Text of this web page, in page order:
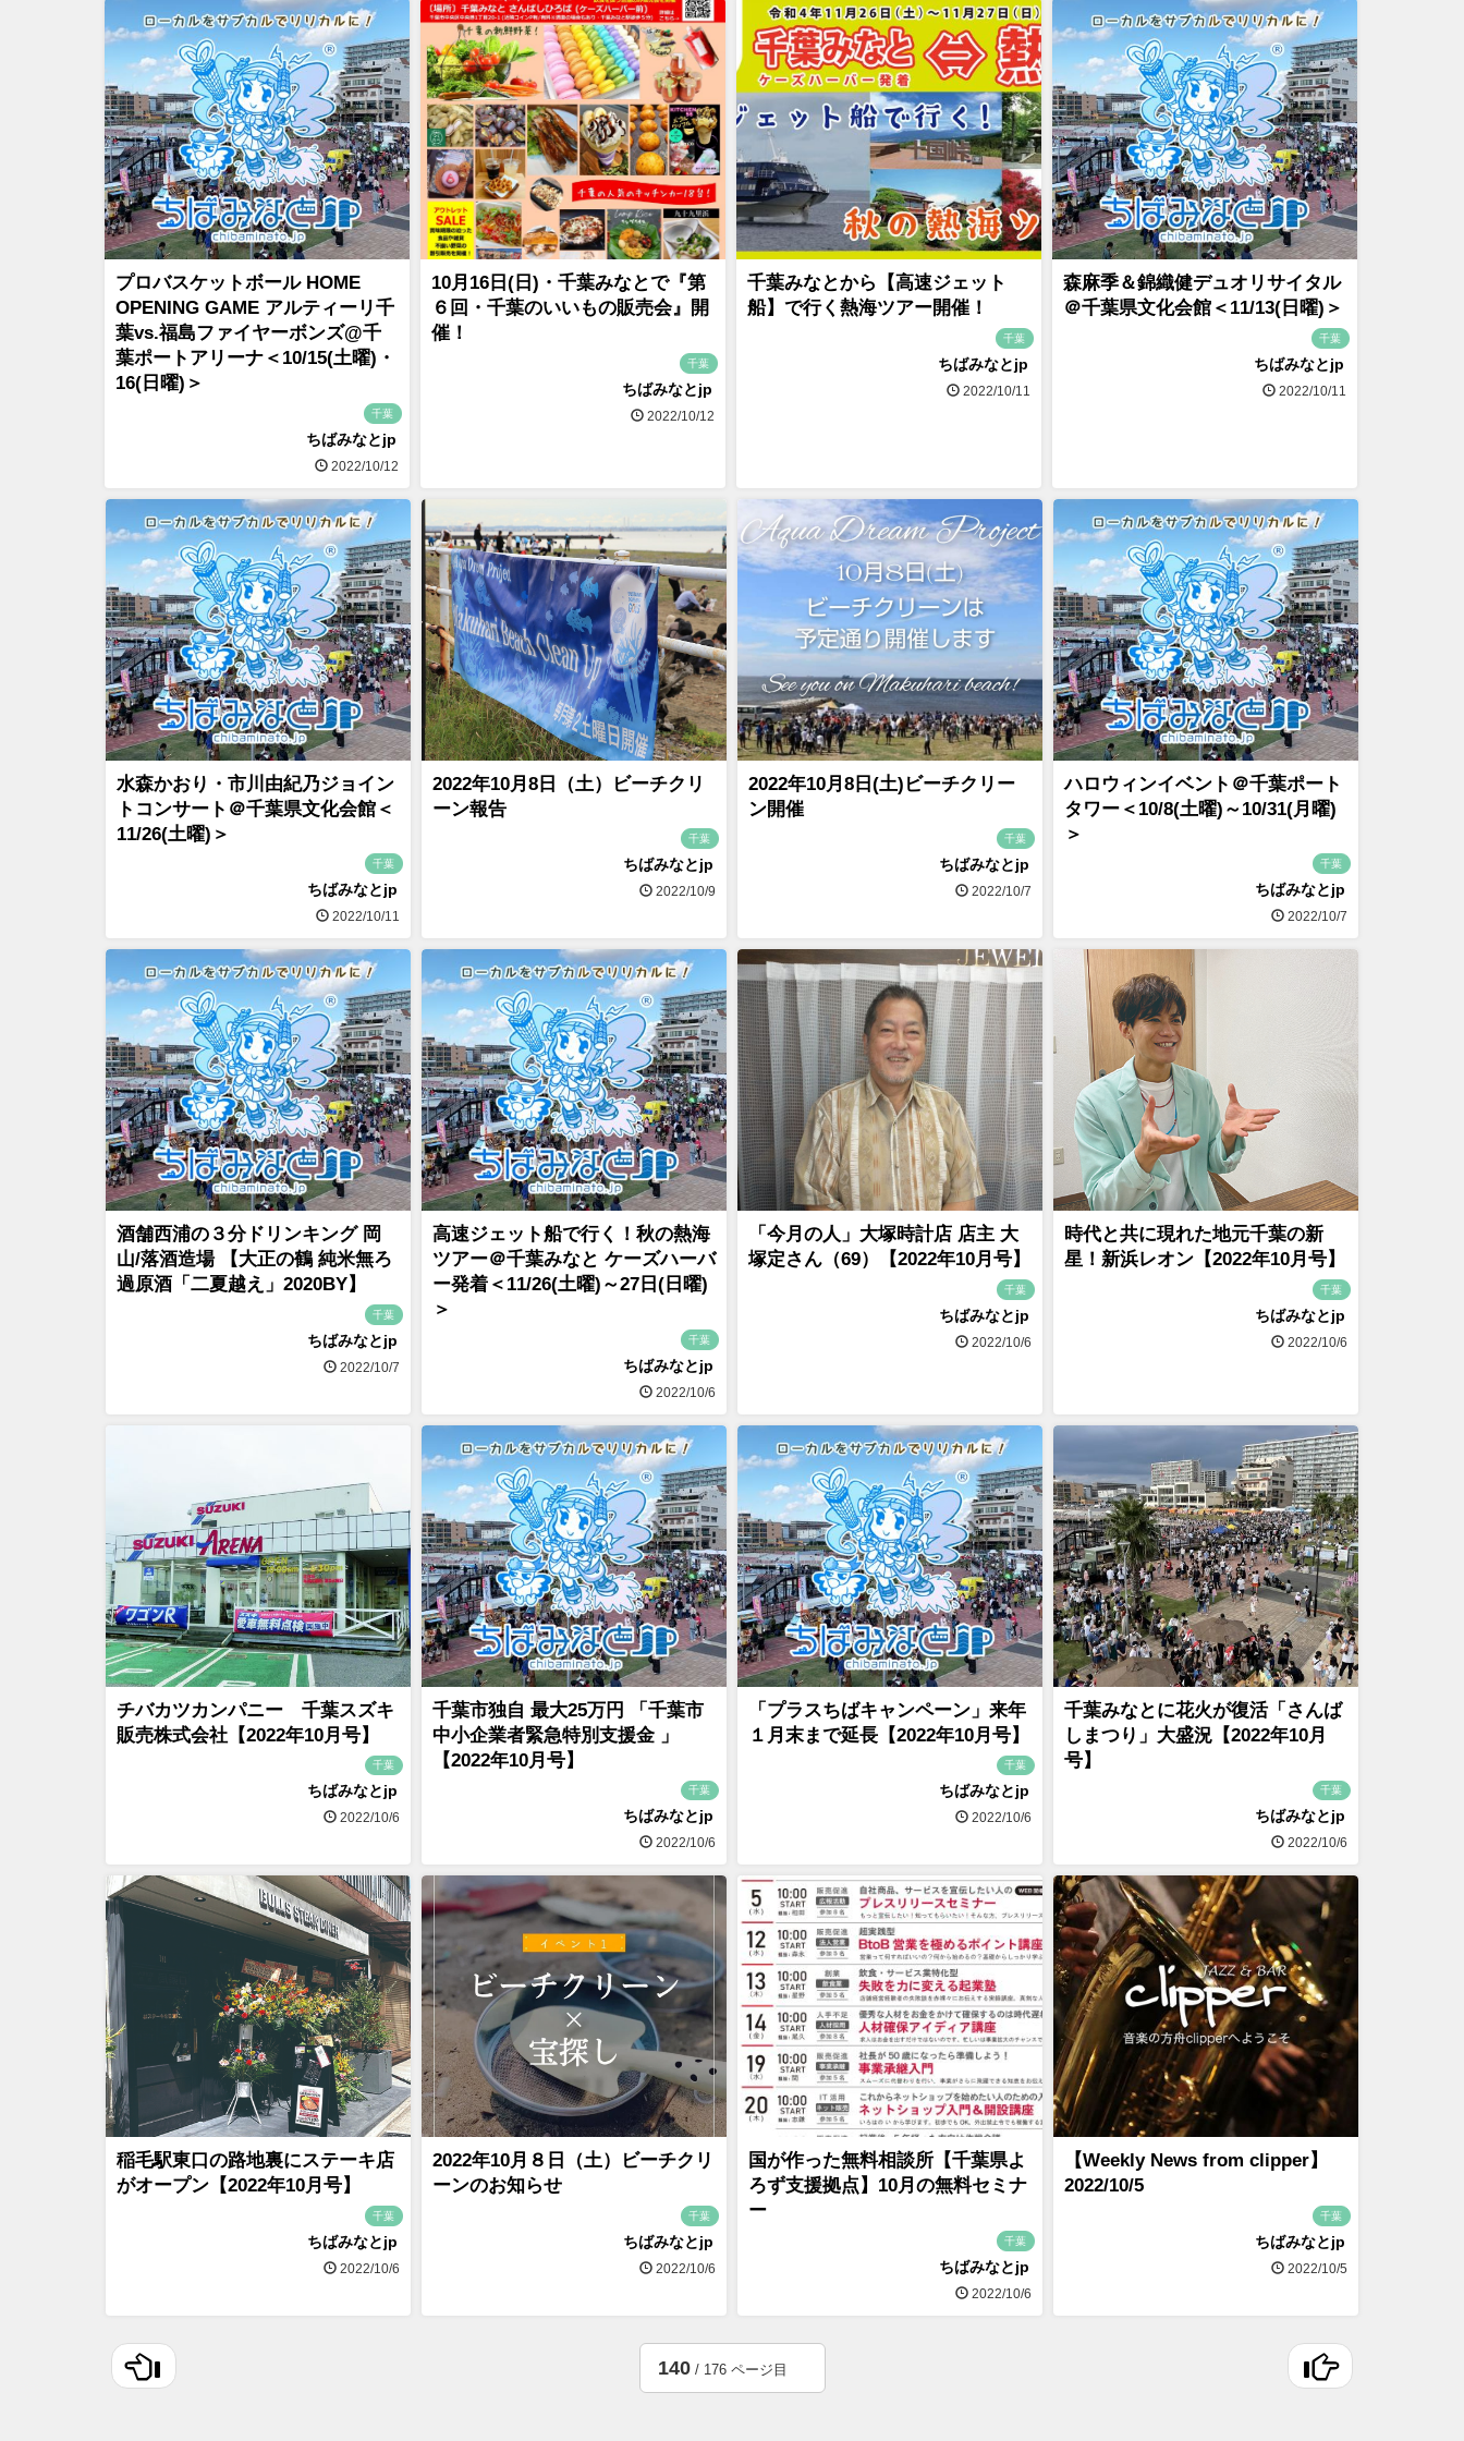
プロバスケットボール HOME
OPENING GAME アルティーリ千
葉vs.福島ファイヤーボンズ@千
葉ポートアリーナ＜10/15(土曜)・
16(日曜)＞
千葉
ちばみなとjp
2022/10/12
10月16日(日)・千葉みなとで『第
６回・千葉のいいもの販売会』開
催！
千葉
ちばみなとjp
2022/10/12
千葉みなとから【高速ジェット
船】で行く熱海ツアー開催！
千葉
ちばみなとjp
2022/10/11
森麻季＆錦織健デュオリサイタル
＠千葉県文化会館＜11/13(日曜)＞
千葉
ちばみなとjp
2022/10/11
水森かおり・市川由紀乃ジョイン
トコンサート＠千葉県文化会館＜
11/26(土曜)＞
千葉
ちばみなとjp
2022/10/11
2022年10月8日（土）ビーチクリ
ーン報告
千葉
ちばみなとjp
2022/10/9
2022年10月8日(土)ビーチクリー
ン開催
千葉
ちばみなとjp
2022/10/7
ハロウィンイベント＠千葉ポート
タワー＜10/8(土曜)～10/31(月曜)
＞
千葉
ちばみなとjp
2022/10/7
酒舗西浦の３分ドリンキング 岡
山/落酒造場 【大正の鶴 純米無ろ
過原酒「二夏越え」2020BY】
千葉
ちばみなとjp
2022/10/7
高速ジェット船で行く！秋の熱海
ツアー＠千葉みなと ケーズハーバ
ー発着＜11/26(土曜)～27日(日曜)
＞
千葉
ちばみなとjp
2022/10/6
「今月の人」大塚時計店 店主 大
塚定さん（69）【2022年10月号】
千葉
ちばみなとjp
2022/10/6
時代と共に現れた地元千葉の新
星！新浜レオン【2022年10月号】
千葉
ちばみなとjp
2022/10/6
チバカツカンパニー 千葉スズキ
販売株式会社【2022年10月号】
千葉
ちばみなとjp
2022/10/6
千葉市独自 最大25万円 「千葉市
中小企業者緊急特別支援金 」
【2022年10月号】
千葉
ちばみなとjp
2022/10/6
「プラスちばキャンペーン」来年
１月末まで延長【2022年10月号】
千葉
ちばみなとjp
2022/10/6
千葉みなとに花火が復活「さんば
しまつり」大盛況【2022年10月
号】
千葉
ちばみなとjp
2022/10/6
稲毛駅東口の路地裏にステーキ店
がオープン【2022年10月号】
千葉
ちばみなとjp
2022/10/6
2022年10月８日（土）ビーチクリ
ーンのお知らせ
千葉
ちばみなとjp
2022/10/6
国が作った無料相談所【千葉県よ
ろず支援拠点】10月の無料セミナ
ー
千葉
ちばみなとjp
2022/10/6
【Weekly News from clipper】
2022/10/5
千葉
ちばみなとjp
2022/10/5
140/ 176 ページ目